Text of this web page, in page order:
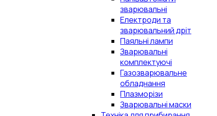
зварювальні
Електроди та
зварювальний дріт
Паяльні лампи
Зварювальні
комплектуючі
Газозварювальне
обладнання
Плазморізи
Зварювальні маски